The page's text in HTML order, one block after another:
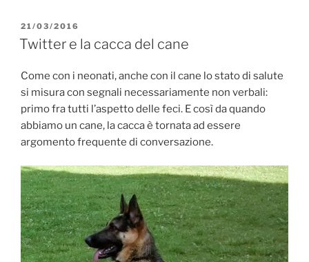
PUBBLICATO
IL
21/03/2016
Twitter e la cacca del cane
Come con i neonati, anche con il cane lo stato di salute
si misura con segnali necessariamente non verbali:
primo fra tutti l’aspetto delle feci. E così da quando
abbiamo un cane, la cacca è tornata ad essere
argomento frequente di conversazione.